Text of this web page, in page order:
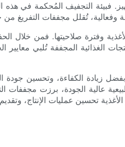
فبيئة التجفيف المُحكمة في
وفترة صلاحيتها. فمن خلال
المجففة تُلبي معايير
زيادة الكفاءة، وتحسين جودة
عالية الجودة، برزت مجففات